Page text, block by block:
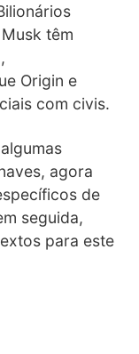
têm
Origin e
com civis.
agora
de
seguida,
para este